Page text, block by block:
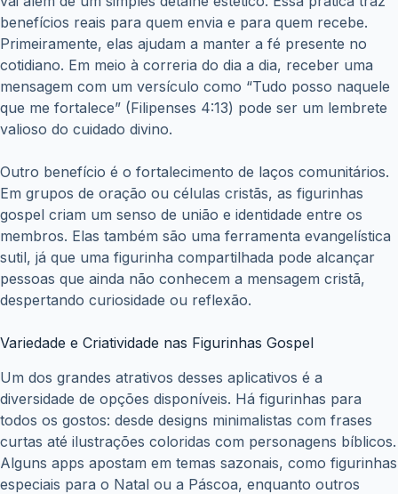
benefícios reais para quem envia e para quem recebe.
Primeiramente, elas ajudam a manter a fé presente no
cotidiano. Em meio à correria do dia a dia, receber uma
mensagem com um versículo como “Tudo posso naquele
que me fortalece” (Filipenses 4:13) pode ser um lembrete
valioso do cuidado divino.
Outro benefício é o fortalecimento de laços comunitários.
Em grupos de oração ou células cristãs, as figurinhas
gospel criam um senso de união e identidade entre os
membros. Elas também são uma ferramenta evangelística
sutil, já que uma figurinha compartilhada pode alcançar
pessoas que ainda não conhecem a mensagem cristã,
despertando curiosidade ou reflexão.
Variedade e Criatividade nas Figurinhas Gospel
Um dos grandes atrativos desses aplicativos é a
diversidade de opções disponíveis. Há figurinhas para
todos os gostos: desde designs minimalistas com frases
curtas até ilustrações coloridas com personagens bíblicos.
Alguns apps apostam em temas sazonais, como figurinhas
especiais para o Natal ou a Páscoa, enquanto outros